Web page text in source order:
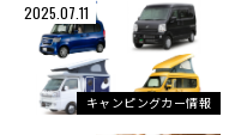
2025.07.11
キャンピングカー情報